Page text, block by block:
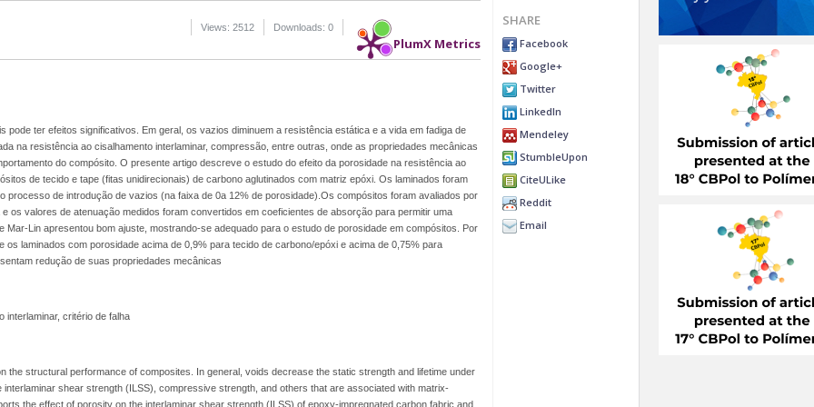
PlumX Metrics
Downloads: 0
Views: 2512
pode ter efeitos significativos. Em geral, os vazios diminuem a resistência estática e a vida em fadiga de
na resistência ao cisalhamento interlaminar, compressão, entre outras, onde as propriedades mecânicas
do compósito. O presente artigo descreve o estudo do efeito da porosidade na resistência ao
de tecido e tape (fitas unidirecionais) de carbono aglutinados com matriz epóxi. Os laminados foram
processo de introdução de vazios (na faixa de 0a 12% de porosidade).Os compósitos foram avaliados por
os valores de atenuação medidos foram convertidos em coeficientes de absorção para permitir uma
Mar-Lin apresentou bom ajuste, mostrando-se adequado para o estudo de porosidade em compósitos. Por
os laminados com porosidade acima de 0,9% para tecido de carbono/epóxi e acima de 0,75% para
redução de suas propriedades mecânicas
interlaminar, critério de falha
the structural performance of composites. In general, voids decrease the static strength and lifetime under
shear strength (ILSS), compressive strength, and others that are associated with matrix-
the effect of porosity on the interlaminar shear strength (ILSS) of epoxy-impregnated carbon fabric and
SHARE
Facebook
Google+
Twitter
LinkedIn
Mendeley
StumbleUpon
CiteULike
Reddit
Email